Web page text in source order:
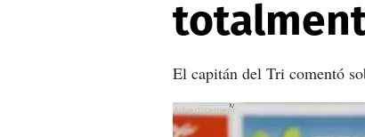
El capitán del Tri comentó
X